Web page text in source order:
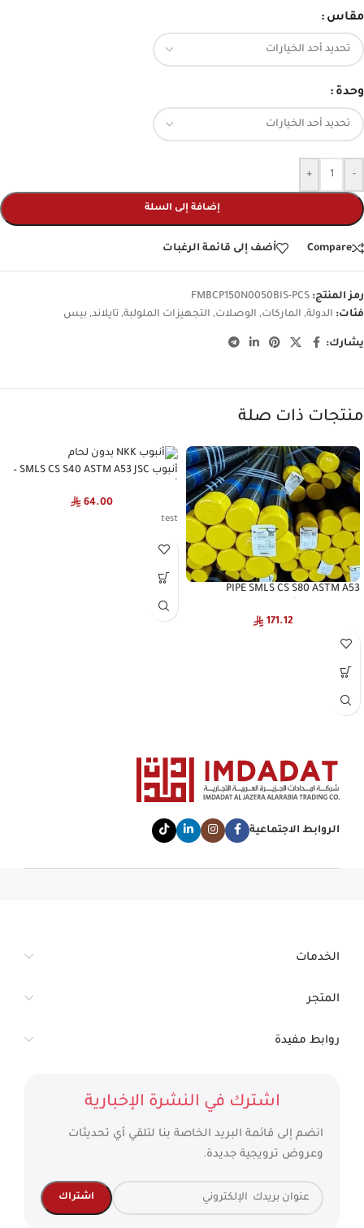
مقاس
وحدة
-
+
إضافة إلى السلة
Compare أضف إلى قائمة الرغبات
رمز المنتج: FMBCP150N0050BIS-PCS
فئات: الدولة, الماركات, الوصلات, التجهيزات الملولبة, تايلاند, بيس
يشارك:
منتجات ذات صلة
PIPE SMLS CS S80 ASTM A53
171.12
أنبوب SMLS CS S40 ASTM A53 JSC –
64.00
test
الروابط الاجتماعية
الخدمات
المتجر
روابط مفيدة
اشترك في النشرة الإخبارية
انضم إلى قائمة البريد الخاصة بنا لتلقي أي تحديثات
وعروض ترويجية جديدة.